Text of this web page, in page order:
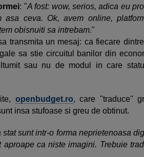
: "A fost: wow, serios, adica eu
ceva. Ok, avem online,
obisnuiti sa intrebam."
transmita un mesaj: ca fiecare
sa stie circuitul banilor din
sau nu de modul in care
openbudget.ro, care ''traduce''
insa stufoase si greu de obtinut.
sunt intr-o forma neprietenoasa
ca niste imagini. Trebuie